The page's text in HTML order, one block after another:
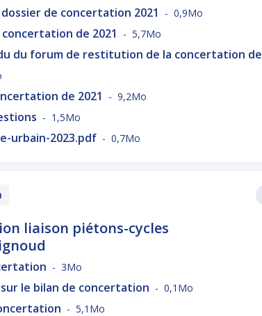
de concertation 2021 - 0,9Mo
de 2021 - 5,7Mo
du forum de restitution de la concertation de
de 2021 - 9,2Mo
- 1,5Mo
urbain-2023.pdf - 0,7Mo
liaison piétons-cycles
- 3Mo
le bilan de concertation - 0,1Mo
- 5,1Mo